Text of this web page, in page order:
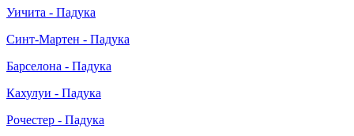
Уичита - Падука
Синт-Мартен - Падука
Барселона - Падука
Кахулуи - Падука
Рочестер - Падука